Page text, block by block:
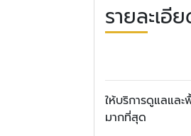
รายละเอี
ให้บริการดูแลแล
มากที่สุด